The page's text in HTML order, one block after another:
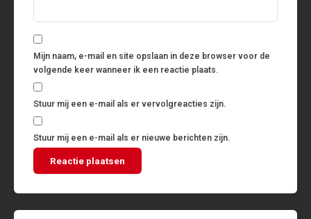
Mijn naam, e-mail en site opslaan in deze browser voor de
volgende keer wanneer ik een reactie plaats.
Stuur mij een e-mail als er vervolgreacties zijn.
Stuur mij een e-mail als er nieuwe berichten zijn.